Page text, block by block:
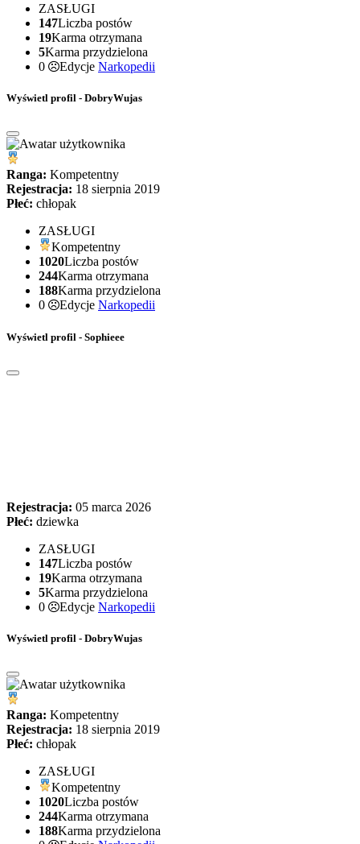
ZASŁUGI
147Liczba postów
19Karma otrzymana
5Karma przydzielona
0
Edycje Narkopedii
Wyświetl profil - DobryWujas
Ranga: Kompetentny
Rejestracja: 18 sierpnia 2019
Płeć: chłopak
ZASŁUGI
Kompetentny
1020Liczba postów
244Karma otrzymana
188Karma przydzielona
0
Edycje Narkopedii
Wyświetl profil - Sophieee
Rejestracja: 05 marca 2026
Płeć: dziewka
ZASŁUGI
147Liczba postów
19Karma otrzymana
5Karma przydzielona
0
Edycje Narkopedii
Wyświetl profil - DobryWujas
Ranga: Kompetentny
Rejestracja: 18 sierpnia 2019
Płeć: chłopak
ZASŁUGI
Kompetentny
1020Liczba postów
244Karma otrzymana
188Karma przydzielona